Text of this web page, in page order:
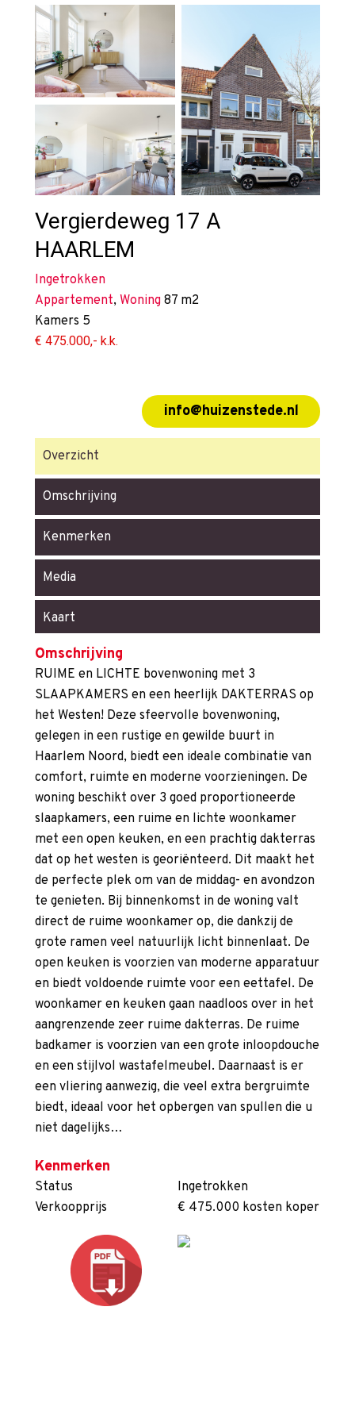
Vergierdeweg 17 A
HAARLEM
Ingetrokken
Appartement, Woning 87 m2
Kamers 5
€ 475.000,- k.k.
info@huizenstede.nl
Overzicht
Omschrijving
Kenmerken
Media
Kaart
Omschrijving
RUIME en LICHTE bovenwoning met 3
SLAAPKAMERS en een heerlijk DAKTERRAS op
het Westen! Deze sfeervolle bovenwoning,
gelegen in een rustige en gewilde buurt in
Haarlem Noord, biedt een ideale combinatie van
comfort, ruimte en moderne voorzieningen. De
woning beschikt over 3 goed proportioneerde
slaapkamers, een ruime en lichte woonkamer
met een open keuken, en een prachtig dakterras
dat op het westen is georiënteerd. Dit maakt het
de perfecte plek om van de middag- en avondzon
te genieten. Bij binnenkomst in de woning valt
direct de ruime woonkamer op, die dankzij de
grote ramen veel natuurlijk licht binnenlaat. De
open keuken is voorzien van moderne apparatuur
en biedt voldoende ruimte voor een eettafel. De
woonkamer en keuken gaan naadloos over in het
aangrenzende zeer ruime dakterras. De ruime
badkamer is voorzien van een grote inloopdouche
en een stijlvol wastafelmeubel. Daarnaast is er
een vliering aanwezig, die veel extra bergruimte
biedt, ideaal voor het opbergen van spullen die u
niet dagelijks…
Kenmerken
Status
Ingetrokken
Verkoopprijs
€ 475.000 kosten koper